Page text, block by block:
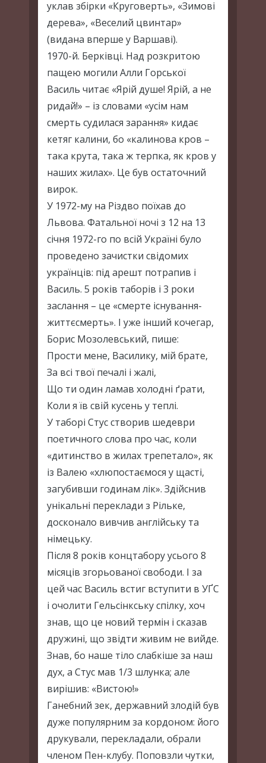
уклав збірки «Круговерть», «Зимові
дерева», «Веселий цвинтар»
(видана вперше у Варшаві).
1970-й. Берківці. Над розкритою
пащею могили Алли Горської
Василь читає «Ярій душе! Ярій, а не
ридай!» – із словами «усім нам
смерть судилася зарання» кидає
кетяг калини, бо «калинова кров –
така крута, така ж терпка, як кров у
наших жилах». Це був остаточний
вирок.
У 1972-му на Різдво поїхав до
Львова. Фатальної ночі з 12 на 13
січня 1972-го по всій Україні було
проведено зачистки свідомих
українців: під арешт потрапив і
Василь. 5 років таборів і 3 роки
заслання – це «смерте існування-
життєсмерть». І уже інший кочегар,
Борис Мозолевський, пише:
Прости мене, Василику, мій брате,
За всі твої печалі і жалі,
Що ти один ламав холодні ґрати,
Коли я їв свій кусень у теплі.
У таборі Стус створив шедеври
поетичного слова про час, коли
«дитинство в жилах трепетало», як
із Валею «хлюпостаємося у щасті,
загубивши годинам лік». Здійснив
унікальні переклади з Рільке,
досконало вивчив англійську та
німецьку.
Після 8 років концтабору усього 8
місяців згорьованої свободи. І за
цей час Василь встиг вступити в УҐС
і очолити Гельсінкську спілку, хоч
знав, що це новий термін і сказав
дружині, що звідти живим не вийде.
Знав, бо наше тіло слабкіше за наш
дух, а Стус мав 1/3 шлунка; але
вирішив: «Вистою!»
Ганебний зек, державний злодій був
дуже популярним за кордоном: його
друкували, перекладали, обрали
членом Пен-клубу. Поповзли чутки,